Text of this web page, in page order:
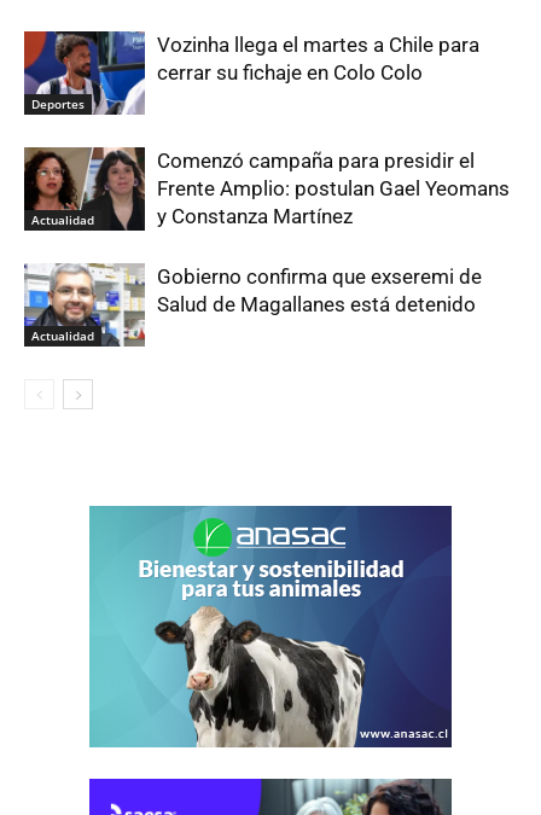
Deportes
Vozinha llega el martes a Chile para
cerrar su fichaje en Colo Colo
Actualidad
Comenzó campaña para presidir el
Frente Amplio: postulan Gael Yeomans
y Constanza Martínez
Actualidad
Gobierno confirma que exseremi de
Salud de Magallanes está detenido